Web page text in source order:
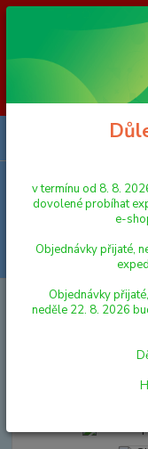
Vážení zákazníci, v
důvodu čerpání
provoz e-shopu
uhrazené do čtvrtka 6.
Objednávky přijaté,
2026 budou postupně
AUTA, LODĚ,
cement 1:87
SIKU
v termínu od 8. 8.
dovolené probíhat
e-
Objednávky přijaté,
Objednávky
neděle 22. 8. 2026